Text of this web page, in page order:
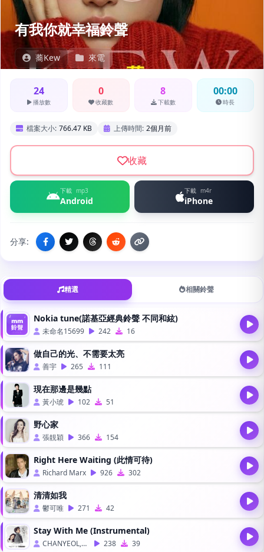
有我你就幸福鈴聲
蕎Kew 來電
24
播放數
0
收藏數
8
下載數
00:00
時長
檔案大小: 766.47 KB 上傳時間: 2個月前
收藏
下載 mp3
Android
下載 m4r
iPhone
分享:
精選 相關鈴聲
Nokia tune(諾基亞經典鈴聲 不同和絃)
未命名15699 242 16
做自己的光、不需要太亮
善宇 265 111
現在那邊是幾點
黃小琥 102 51
野心家
張靚穎 366 154
Right Here Waiting (此情可待)
Richard Marx 926 302
清清如我
鬱可唯 271 42
Stay With Me (Instrumental)
CHANYEOL,PUNCH 238 39